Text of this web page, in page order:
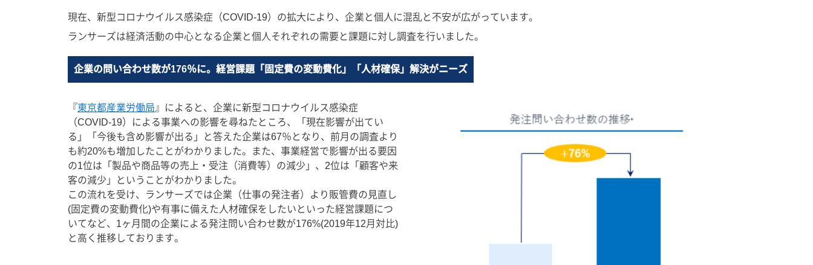
現在、新型コロナウイルス感染症（COVID-19）の拡大により、企業と個人に混乱と不安が広がっています。
ランサーズは経済活動の中心となる企業と個人それぞれの需要と課題に対し調査を行いました。
企業の問い合わせ数が176％に。経営課題「固定費の変動費化」「人材確保」解決がニーズ
『東京都産業労働局 』によると、企業に新型コロナウイルス感染症
（COVID-19）による事業への影響を尋ねたところ、「現在影響が出てい
る」「今後も含め影響が出る」と答えた企業は67％となり、前月の調査より
も約20%も増加したことがわかりました。また、事業経営で影響が出る要因
の1位は「製品や商品等の売上・受注（消費等）の減少」、2位は「顧客や来
客の減少」ということがわかりました。
この流れを受け、ランサーズでは企業（仕事の発注者）より販管費の見直し
(固定費の変動費化)や有事に備えた人材確保をしたいといった経営課題につ
いてなど、1ヶ月間の企業による発注問い合わせ数が176%(2019年12月対比)
と高く推移しております。